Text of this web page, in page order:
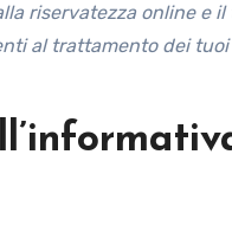
riservatezza online e il
al trattamento dei